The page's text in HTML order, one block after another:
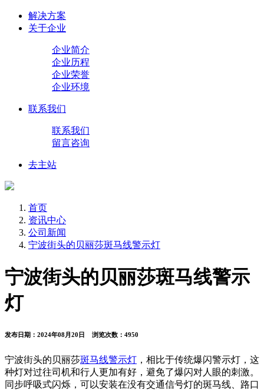
解决方案
关于企业
企业简介
企业历程
企业荣誉
企业环境
联系我们
联系我们
留言咨询
去主站
首页
资讯中心
公司新闻
宁波街头的贝丽莎斑马线警示灯
宁波街头的贝丽莎斑马线警示
灯
发布日期：2024年08月20日 浏览次数：4950
宁波街头的贝丽莎斑马线警示灯 ，相比于传统爆闪警示灯，这
种灯对过往司机和行人更加有好，避免了爆闪对人眼的刺激。
同步呼吸式闪烁，可以安装在没有交通信号灯的斑马线、路口